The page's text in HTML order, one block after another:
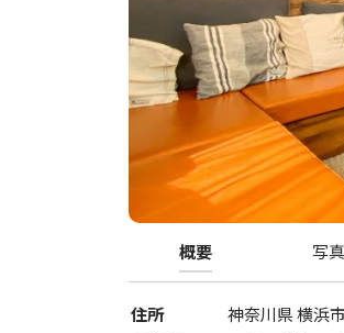
概要 写真
住所 神奈川県横浜